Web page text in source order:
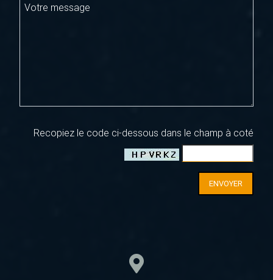
Votre message
Recopiez le code ci-dessous dans le champ à coté
ENVOYER